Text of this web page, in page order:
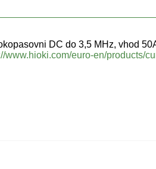
DC do 3,5 MHz, vhod
www.hioki.com/euro-en/products/